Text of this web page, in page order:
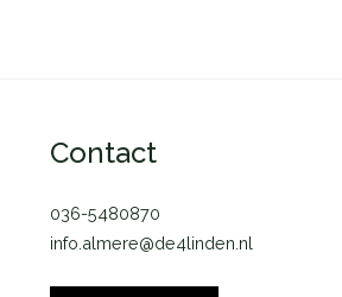
Contact
036-5480870
info.almere@de4linden.nl